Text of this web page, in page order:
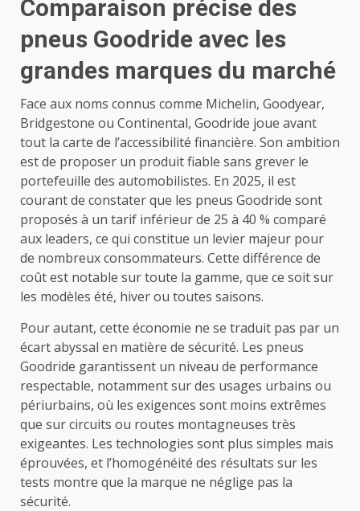
Comparaison précise des
pneus Goodride avec les
grandes marques du marché
Face aux noms connus comme Michelin, Goodyear,
Bridgestone ou Continental, Goodride joue avant
tout la carte de l’accessibilité financière. Son ambition
est de proposer un produit fiable sans grever le
portefeuille des automobilistes. En 2025, il est
courant de constater que les pneus Goodride sont
proposés à un tarif inférieur de 25 à 40 % comparé
aux leaders, ce qui constitue un levier majeur pour
de nombreux consommateurs. Cette différence de
coût est notable sur toute la gamme, que ce soit sur
les modèles été, hiver ou toutes saisons.
Pour autant, cette économie ne se traduit pas par un
écart abyssal en matière de sécurité. Les pneus
Goodride garantissent un niveau de performance
respectable, notamment sur des usages urbains ou
périurbains, où les exigences sont moins extrêmes
que sur circuits ou routes montagneuses très
exigeantes. Les technologies sont plus simples mais
éprouvées, et l’homogénéité des résultats sur les
tests montre que la marque ne néglige pas la
sécurité.